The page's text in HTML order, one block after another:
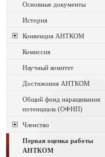
Основные документы
История
Конвенция АНТКОМ
Комиссия
Научный комитет
Достижения АНТКОМ
Общий фонд наращивания
потенциала (ОФНП)
Членство
Первая оценка работы
АНТКОМ